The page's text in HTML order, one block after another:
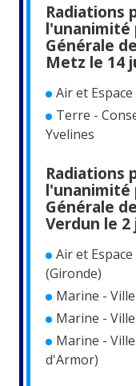
Radiations
l'unanimité
Générale
Metz le 14
Air et
Terre -
Yvelines
Radiations
l'unanimité
Générale
Verdun le 2
Air et
(Gironde)
Marine -
Marine -
Marine -
d'Armor)